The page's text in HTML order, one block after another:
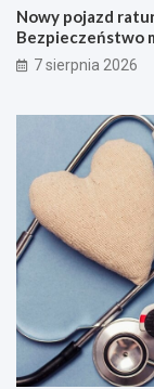
Nowy pojazd
Bezpieczeństwo
7 sierpnia 2026